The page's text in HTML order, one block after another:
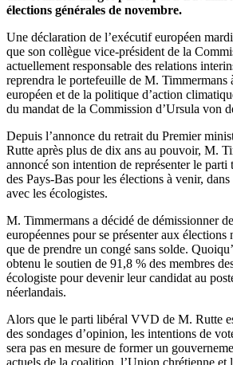
élections générales de novembre.
Une déclaration de l’exécutif européen
que son collègue vice-président de la
actuellement responsable des relations
reprendra le portefeuille de M. Timmermans
européen et de la politique d’action
du mandat de la Commission d’Ursula von
Depuis l’annonce du retrait du Premier
Rutte après plus de dix ans au pouvoir, M.
annoncé son intention de représenter le parti
des Pays-Bas pour les élections à venir,
avec les écologistes.
M. Timmermans a décidé de démissionner
européennes pour se présenter aux élections
que de prendre un congé sans solde.
obtenu le soutien de 91,8 % des membres
écologiste pour devenir leur candidat au
néerlandais.
Alors que le parti libéral VVD de M. Rutte
des sondages d’opinion, les intentions de
sera pas en mesure de former un